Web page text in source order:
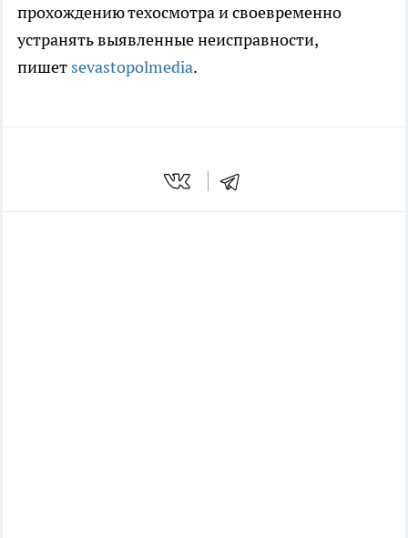
прохождению техосмотра и своевременно
устранять выявленные неисправности,
пишет sevastopolmedia.